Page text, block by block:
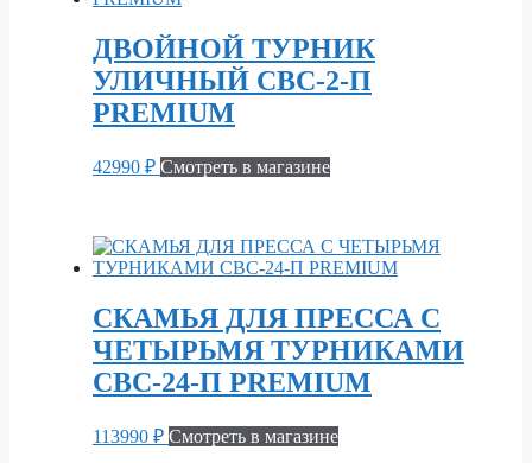
ДВОЙНОЙ ТУРНИК
УЛИЧНЫЙ СВС-2-П
PREMIUM
42990 ₽ Смотреть в магазине
СКАМЬЯ ДЛЯ ПРЕССА С
ЧЕТЫРЬМЯ ТУРНИКАМИ
СВС-24-П PREMIUM
113990 ₽ Смотреть в магазине